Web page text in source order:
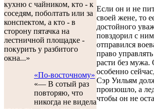
кухню с чайником, кто - к
соседям, поболтать или за
конспектом, а кто - в
сторону пятачка на
лестничной площадке -
покурить у разбитого
окна...»
«По-восточному»
«— В сотый раз
повторяю, что
никогда не видела
Если он и не
своей жене, то
достойного
повздорил с
отправился
право
расти без
особенно
Сэр Уильям
произошло, а
чтобы он не